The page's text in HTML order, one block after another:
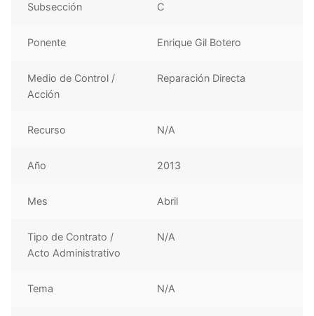
Subsección C
Ponente Enrique Gil Botero
Medio de Control /
Acción
Reparación Directa
Recurso N/A
Año 2013
Mes Abril
Tipo de Contrato /
Acto Administrativo
N/A
Tema N/A